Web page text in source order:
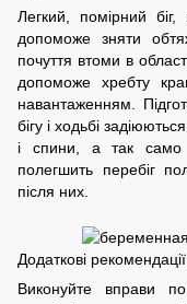
Легкий, помірний
допоможе зняти
почуття втоми в
допоможе хребту
навантаженням.
бігу і ходьбі
і спини, а так само
полегшить перебіг
після них.
Додаткові
Виконуйте вправи